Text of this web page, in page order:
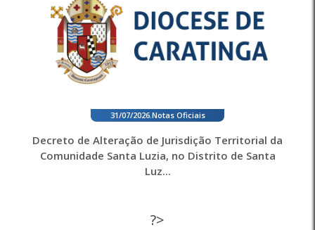
31/07/2026. Notas Oficiais
Decreto de Alteração de Jurisdição Territorial da
Comunidade Santa Luzia, no Distrito de Santa
Luz...
?>